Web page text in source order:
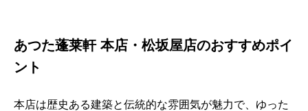
あつた蓬莱軒 本店・松坂屋店のおすすめポイ
ント
本店は歴史ある建築と伝統的な雰囲気が魅力で、ゆった